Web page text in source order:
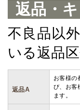
返品・
不良品以
いる返品
返品A
お客様の
び、お客
ます。